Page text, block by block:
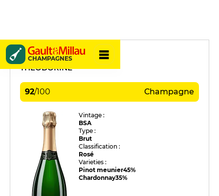
CHAMPAGNES
Apollonis
THÉODORINE
92/100 Champagne
Vintage :
BSA
Type :
Brut
Classification :
Rosé
Varieties :
Pinot meunier45%
Chardonnay35%